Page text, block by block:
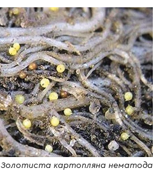
Золотиста картопляна нематода